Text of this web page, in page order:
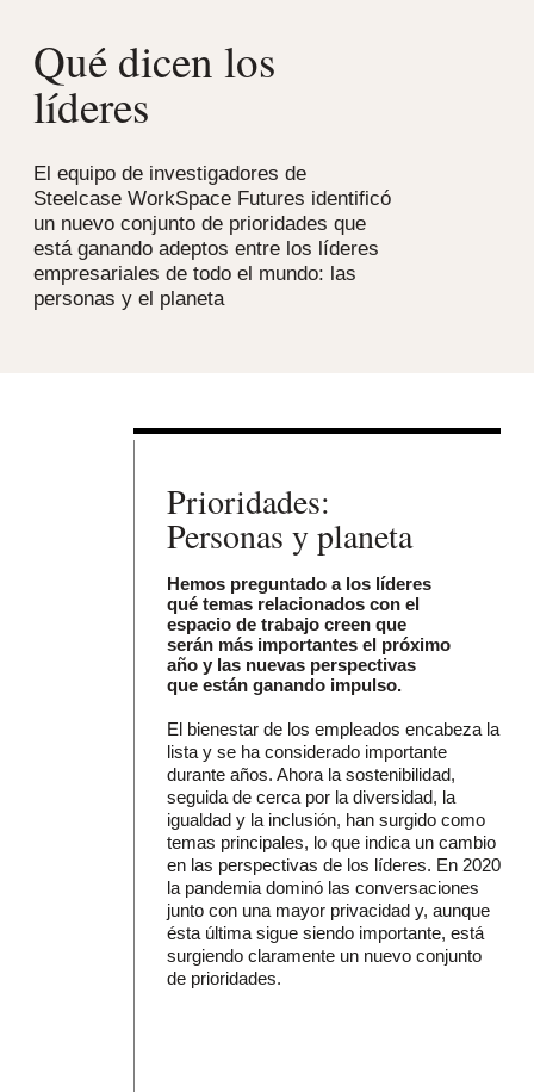
Qué dicen los
líderes
El equipo de investigadores de
Steelcase WorkSpace Futures identificó
un nuevo conjunto de prioridades que
está ganando adeptos entre los líderes
empresariales de todo el mundo: las
personas y el planeta
El bienestar de los empleados encabeza la
lista y se ha considerado importante
durante años. Ahora la sostenibilidad,
seguida de cerca por la diversidad, la
igualdad y la inclusión, han surgido como
temas principales, lo que indica un cambio
en las perspectivas de los líderes. En 2020
la pandemia dominó las conversaciones
junto con una mayor privacidad y, aunque
ésta última sigue siendo importante, está
surgiendo claramente un nuevo conjunto
de prioridades.
Prioridades:
Personas y planeta
Hemos preguntado a los líderes
qué temas relacionados con el
espacio de trabajo creen que
serán más importantes el próximo
año y las nuevas perspectivas
que están ganando impulso.